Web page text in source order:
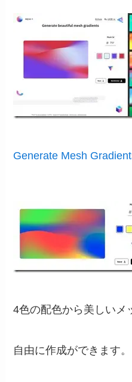
Generate Mesh
4色の配色から美しいメ
自由に作成ができます。